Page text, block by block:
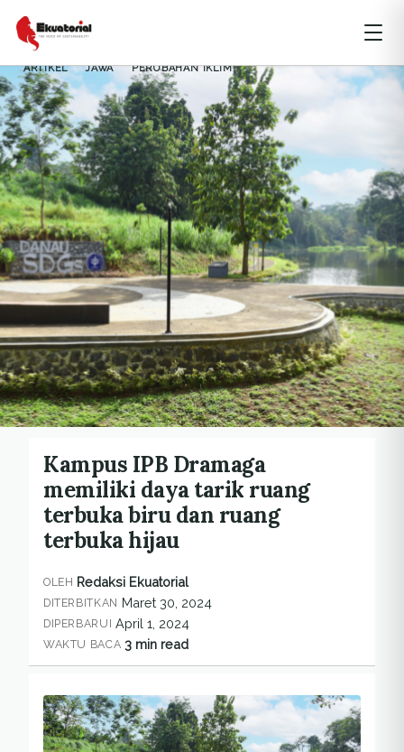
ARTIKEL JAWA PERUBAHAN IKLIM
Kampus IPB Dramaga
memiliki daya tarik ruang
terbuka biru dan ruang
terbuka hijau
OLEH Redaksi Ekuatorial
DITERBITKAN Maret 30, 2024
DIPERBARUI April 1, 2024
WAKTU BACA 3 min read